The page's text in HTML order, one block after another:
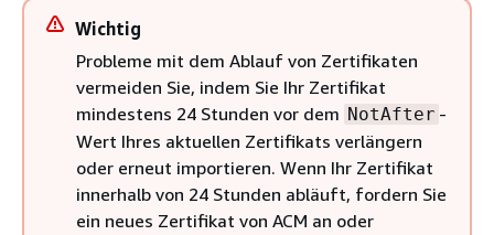
Wichtig
Probleme mit dem Ablauf von Zertifikaten
vermeiden Sie, indem Sie Ihr Zertifikat
mindestens 24 Stunden vor dem NotAfter -
Wert Ihres aktuellen Zertifikats verlängern
oder erneut importieren. Wenn Ihr Zertifikat
innerhalb von 24 Stunden abläuft, fordern Sie
ein neues Zertifikat von ACM an oder